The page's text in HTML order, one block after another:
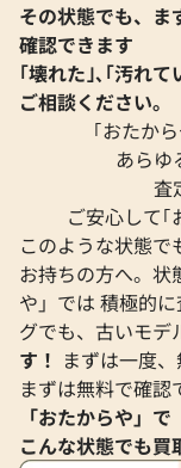
フェンディ プチト
ッグ レザー
参考買取価格
19,000円
2026年7月13日時点
その状態でも、ま
確認できます
｢壊れた｣､｢汚れて
ご相談ください。
｢おたか
あらゆ
査
ご安心して｢
このような状態で
お持ちの方へ。状
や」では 積極的
グでも、古いモデ
す！ まずは一度
まずは無料で確認
「おたからや」で
こんな状態でも買